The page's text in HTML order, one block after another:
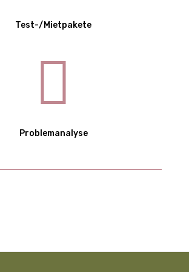
Test-/Mietpakete
Problemanalyse